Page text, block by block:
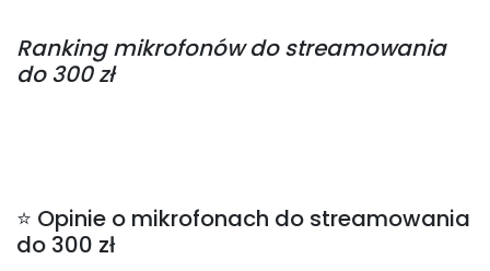
Rankingmikrofonów do streamowania
do 300 zł
⭐ Opinie o mikrofonach do streamowania
do 300 zł